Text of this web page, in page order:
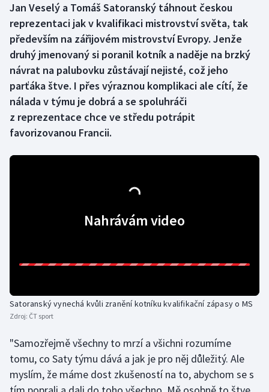
Dostihy
Florbal
Futsal
Golf
Lezení
Lyže a snowboard
Moderní pětiboj
Jan Veselý a Tomáš Satoranský táhnout českou
reprezentaci jak v kvalifikaci mistrovství světa, tak
především na zářijovém mistrovství Evropy. Jenže
druhý jmenovaný si poranil kotník a naděje na brzký
návrat na palubovku zůstávají nejisté, což jeho
parťáka štve. I přes výraznou komplikaci ale cítí, že
nálada v týmu je dobrá a se spoluhráči
z reprezentace chce ve středu potrápit
favorizovanou Francii.
Nahrávám video
Satoranský vynechá kvůli zranění kotníku kvalifikační zápasy o MS
Zdroj: ČT sport
"Samozřejmě všechny to mrzí a všichni rozumíme
tomu, co Saty týmu dává a jak je pro něj důležitý. Ale
myslím, že máme dost zkušeností na to, abychom se s